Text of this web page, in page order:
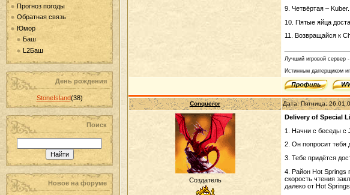
Прогноз погоды
Обратная связь
Юмор
Баш
L2Баш
День рождения
StoneIsland(38)
Поиск
Новое на форуме
9. Четвёртая – Kuber.
10. Пятые яйца
11. Возвращайся к
Лучший игровой сервер
Истинным даггерщиком
Conqueror Дата: Пятница,
Создатель
Delivery of Special
1. Начни с беседы с
2. Он попросит тебя
3. Тебе придётся
4. Район Hot Springs
скорость чтения
далеко от Hot